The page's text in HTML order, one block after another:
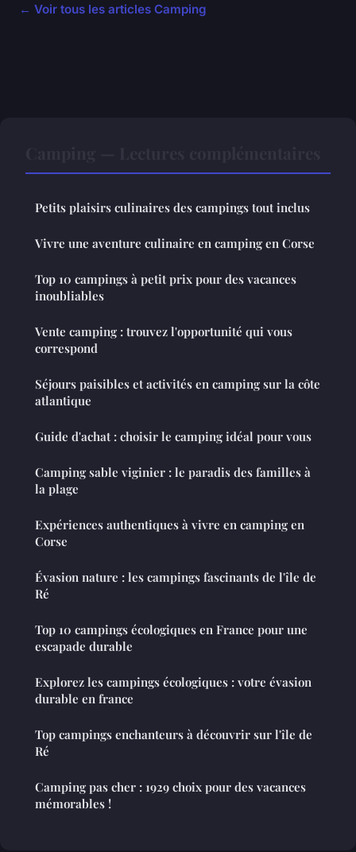
← Voir tous les articles Camping
Petits plaisirs culinaires des campings tout inclus
Vivre une aventure culinaire en camping en Corse
Top 10 campings à petit prix pour des vacances
inoubliables
Vente camping : trouvez l'opportunité qui vous
correspond
Séjours paisibles et activités en camping sur la côte
atlantique
Guide d'achat : choisir le camping idéal pour vous
Camping sable viginier : le paradis des familles à
la plage
Expériences authentiques à vivre en camping en
Corse
Évasion nature : les campings fascinants de l'île de
Ré
Top 10 campings écologiques en France pour une
escapade durable
Explorez les campings écologiques : votre évasion
durable en france
Top campings enchanteurs à découvrir sur l'île de
Ré
Camping pas cher : 1929 choix pour des vacances
mémorables !